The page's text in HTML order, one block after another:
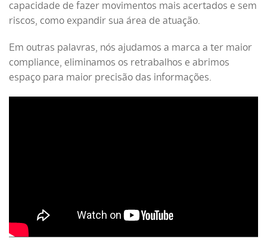
capacidade de fazer movimentos mais acertados e sem
riscos, como expandir sua área de atuação.
Em outras palavras, nós ajudamos a marca a ter maior
compliance, eliminamos os retrabalhos e abrimos
espaço para maior precisão das informações.